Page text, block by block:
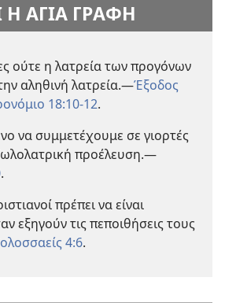
Η ΑΓΙΑ ΓΡΑΦΗ
ούτε η λατρεία των προγόνων
αληθινή λατρεία.—Έξοδος
18:10-12.
να συμμετέχουμε σε γιορτές
προέλευση.—
.
πρέπει να είναι
εξηγούν τις πεποιθήσεις τους
4:6.